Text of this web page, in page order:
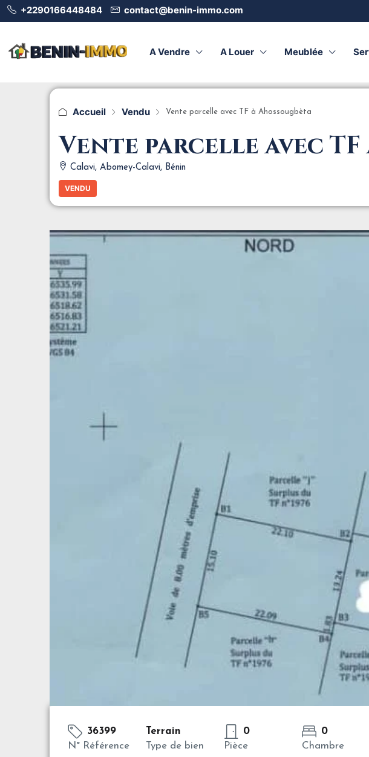
+2290166448484 contact@benin-immo.com
A Vendre A Louer Meublée
Accueil Vendu Vente parcelle avec TF à Ahossougbèta
Vente parcelle avec
Calavi, Abomey-Calavi, Bénin
VENDU
36399
N° Référence
Terrain
Type de bien
0
Pièce
0
Chambre